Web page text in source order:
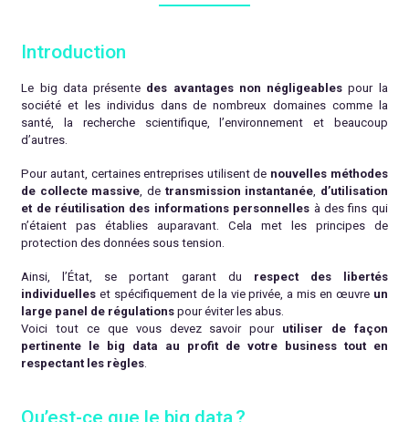
Introduction
Le big data présente des avantages non négligeables pour la
société et les individus dans de nombreux domaines comme la
santé, la recherche scientifique, l’environnement et beaucoup
d’autres.
Pour autant, certaines entreprises utilisent de nouvelles méthodes
de collecte massive, de transmission instantanée, d’utilisation
et de réutilisation des informations personnelles à des fins qui
n’étaient pas établies auparavant. Cela met les principes de
protection des données sous tension.
Ainsi, l’État, se portant garant du respect des libertés
individuelles et spécifiquement de la vie privée, a mis en œuvre un
large panel de régulationspour éviter les abus.
Voici tout ce que vous devez savoir pour utiliser de façon
pertinente le big data au profit de votre business tout en
respectant les règles.
Qu’est-ce que le big data ?